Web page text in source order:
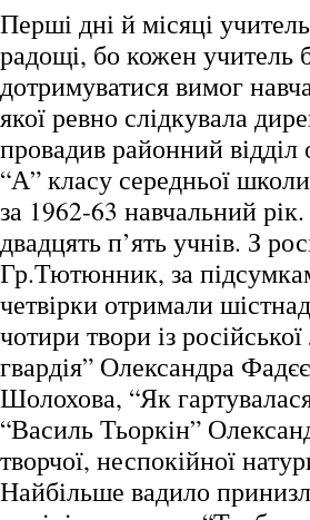
Перші дні й місяці
радощі, бо кожен учитель
дотримуватися вимог
якої ревно слідкувала
провадив районний
“А” класу середньої
за 1962-63 навчальний
двадцять п’ять учнів. З
Гр.Тютюнник, за
четвірки отримали
чотири твори із
гвардія” Олександра
Шолохова, “Як
“Василь Тьоркін”
творчої, неспокійної
Найбільше вадило